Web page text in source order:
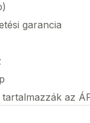
garancia
az